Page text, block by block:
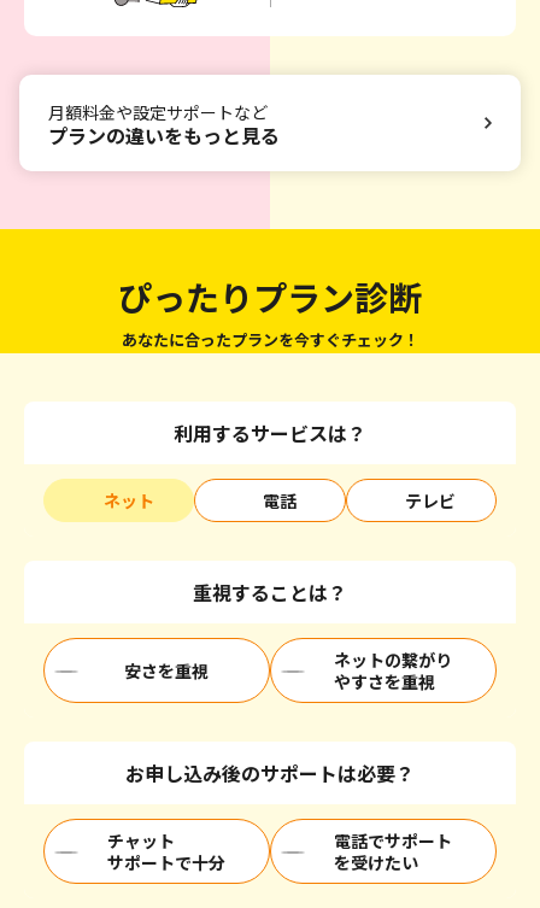
月額料金や設定サポートなど
プランの違いをもっと見る
ぴったりプラン診断
あなたに合ったプランを今すぐチェック！
利用するサービスは？
ネット 電話 テレビ
重視することは？
安さを重視
ネットの繋がり
やすさを重視
お申し込み後のサポートは必要？
チャット
サポートで十分
電話でサポート
を受けたい